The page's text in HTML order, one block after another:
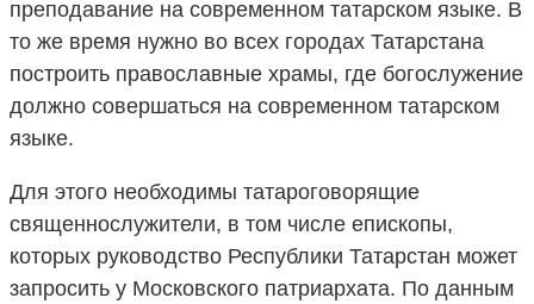
преподавание на современном татарском языке. В
то же время нужно во всех городах Татарстана
построить православные храмы, где богослужение
должно совершаться на современном татарском
языке.
Для этого необходимы татароговорящие
священнослужители, в том числе епископы,
которых руководство Республики Татарстан может
запросить у Московского патриархата. По данным